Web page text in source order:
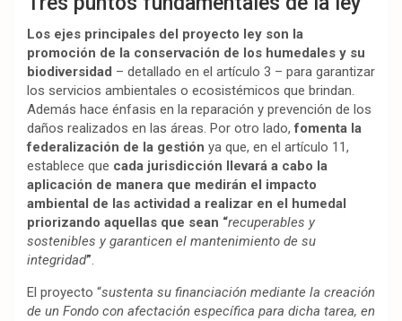
Los ejes principales del proyecto ley son la
promoción de la conservación de los humedales y su
biodiversidad – detallado en el artículo 3 – para garantizar
los servicios ambientales o ecosistémicos que brindan.
Además hace énfasis en la reparación y prevención de los
daños realizados en las áreas. Por otro lado,fomenta la
federalización de la gestión ya que, en el artículo 11,
establece que cada jurisdicción llevará a cabo la
aplicación de manera que medirán el impacto
ambiental de las actividad a realizar en el humedal
priorizando aquellas que sean “recuperables y
sostenibles y garanticen el mantenimiento de su
integridad”.
El proyecto “sustenta su financiación mediante la creación
de un Fondo con afectación específica para dicha tarea, en